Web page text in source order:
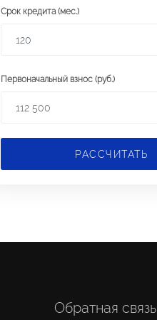
Срок кредита (мес.)
Первоначальный взнос (руб.)
РАССЧИТАТЬ
Обратная связь